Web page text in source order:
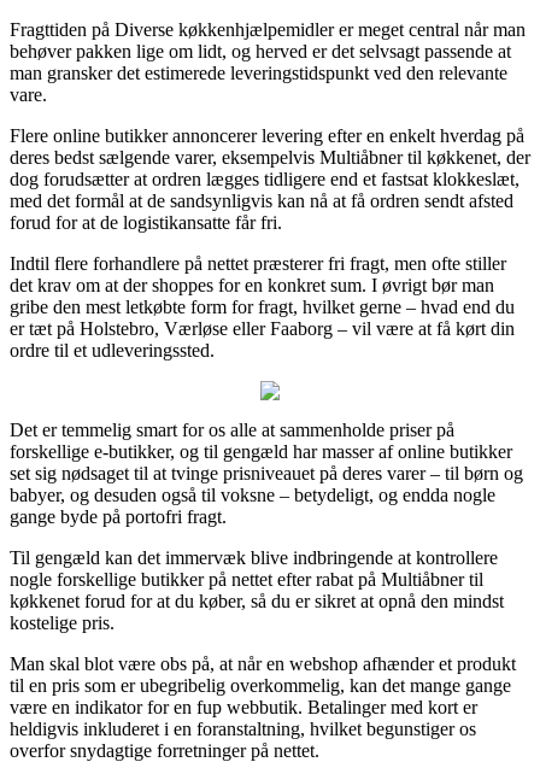
Fragttiden på Diverse køkkenhjælpemidler er meget central når man
behøver pakken lige om lidt, og herved er det selvsagt passende at
man gransker det estimerede leveringstidspunkt ved den relevante
vare.
Flere online butikker annoncerer levering efter en enkelt hverdag på
deres bedst sælgende varer, eksempelvis Multiåbner til køkkenet, der
dog forudsætter at ordren lægges tidligere end et fastsat klokkeslæt,
med det formål at de sandsynligvis kan nå at få ordren sendt afsted
forud for at de logistikansatte får fri.
Indtil flere forhandlere på nettet præsterer fri fragt, men ofte stiller
det krav om at der shoppes for en konkret sum. I øvrigt bør man
gribe den mest letkøbte form for fragt, hvilket gerne – hvad end du
er tæt på Holstebro, Værløse eller Faaborg – vil være at få kørt din
ordre til et udleveringssted.
Det er temmelig smart for os alle at sammenholde priser på
forskellige e-butikker, og til gengæld har masser af online butikker
set sig nødsaget til at tvinge prisniveauet på deres varer – til børn og
babyer, og desuden også til voksne – betydeligt, og endda nogle
gange byde på portofri fragt.
Til gengæld kan det immervæk blive indbringende at kontrollere
nogle forskellige butikker på nettet efter rabat på Multiåbner til
køkkenet forud for at du køber, så du er sikret at opnå den mindst
kostelige pris.
Man skal blot være obs på, at når en webshop afhænder et produkt
til en pris som er ubegribelig overkommelig, kan det mange gange
være en indikator for en fup webbutik. Betalinger med kort er
heldigvis inkluderet i en foranstaltning, hvilket begunstiger os
overfor snydagtige forretninger på nettet.